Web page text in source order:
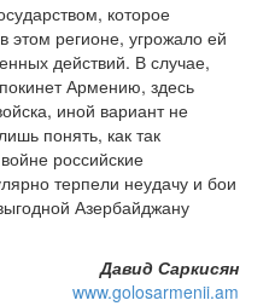
которое
этом регионе, угрожало ей
действий. В случае,
Армению, здесь
иной вариант не
понять, как так
российские
терпели неудачу и бои
Азербайджану
Давид Саркисян
www.golosarmenii.am